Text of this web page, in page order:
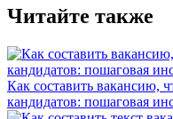
Читайте также
Как составить вакансию,
кандидатов: пошаговая